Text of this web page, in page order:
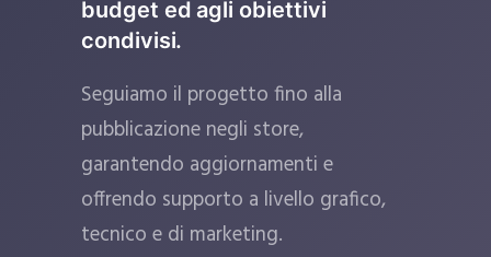
budget ed agli obiettivi
condivisi.
Seguiamo il progetto fino alla
pubblicazione negli store,
garantendo aggiornamenti e
offrendo supporto a livello grafico,
tecnico e di marketing.